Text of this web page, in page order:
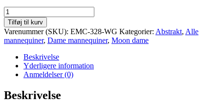
Dame
mannequin
-
faceless
/
Moon
kvalitet
-
hvid
Tilføj til kurv
Varenummer (SKU): EMC-328-WG Kategorier: Abstrakt, Alle
mannequiner, Dame mannequiner, Moon dame
Beskrivelse
Yderligere information
Anmeldelser (0)
Beskrivelse